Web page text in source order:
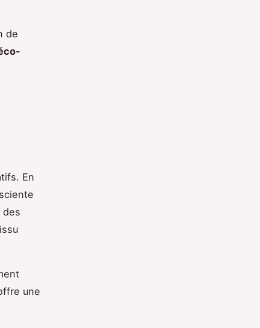
de
En
des
une